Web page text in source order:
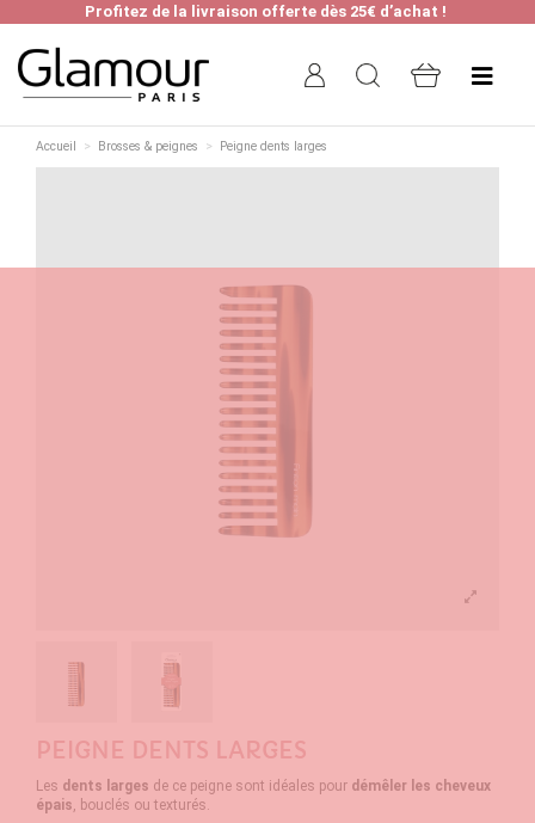
Profitez de la livraison offerte dès 25€ d’achat !
Accueil Brosses & peignes Peigne dents larges
PEIGNE DENTS LARGES
Les dents larges de ce peigne sont idéales pour démêler les cheveux
épais, bouclés ou texturés.